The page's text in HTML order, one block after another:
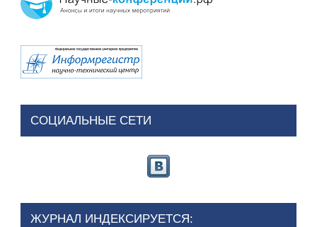
СОЦИАЛЬНЫЕ СЕТИ
ЖУРНАЛ ИНДЕКСИРУЕТСЯ: